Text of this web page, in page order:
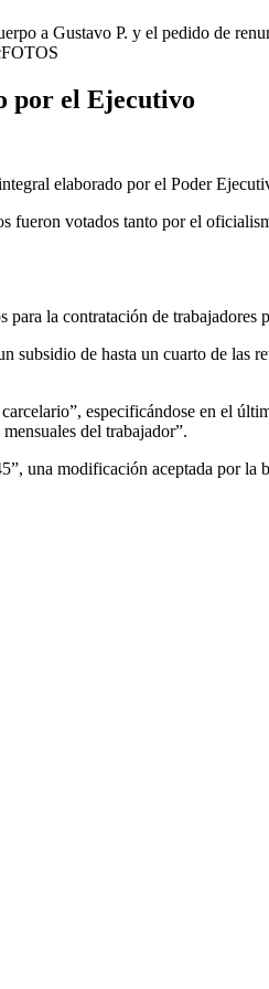
a Gustavo P. y el pedido de
por el Ejecutivo
elaborado por el Poder
fueron votados tanto por el
la contratación de trabajadores
subsidio de hasta un cuarto de las
especificándose en el
del trabajador”.
una modificación aceptada por la